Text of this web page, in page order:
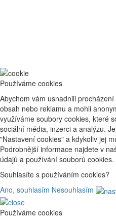
Používáme cookies
Abychom vám usnadnili
obsah nebo reklamu a mohli
využíváme soubory cookies, které
sociální média, inzerci a analýzu.
"Nastavení cookies" a kdykoliv jej
Podrobnější informace najdete v
údajů a používání souborů cookies.
Souhlasíte s používáním cookies?
Ano, souhlasím Nesouhlasím
Používáme cookies